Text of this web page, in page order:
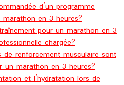
d’un programme
marathon en 3 heures?
pour un marathon en 3
chargée?
de renforcement musculaire sont
un marathon en 3 heures?
et l’hydratation lors de